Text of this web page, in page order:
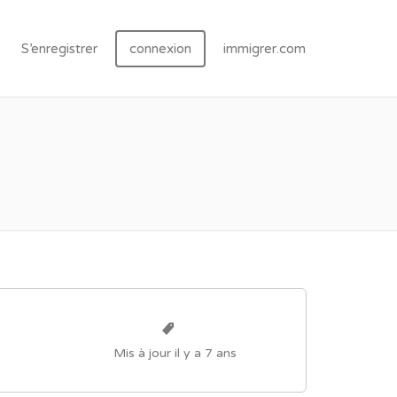
S’enregistrer connexion immigrer.com
Mis à jour il y a 7 ans